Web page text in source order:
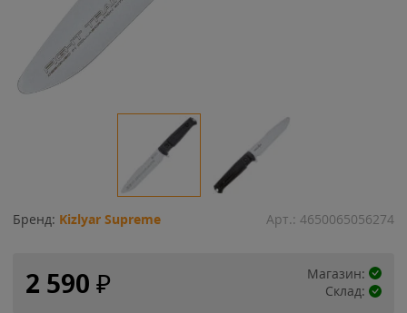
Бренд: Kizlyar Supreme Арт.: 4650065056274
2 590 ₽
Магазин:
Склад: